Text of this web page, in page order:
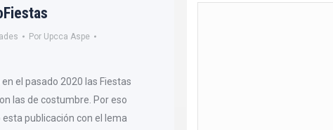
Por Upcca Aspe
el pasado 2020 las Fiestas
las de costumbre. Por eso
publicación con el lema